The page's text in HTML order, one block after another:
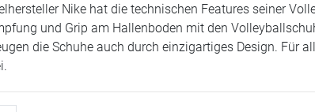
Nike hat die technischen Features seiner
und Grip am Hallenboden mit den
die Schuhe auch durch einzigartiges Design. Für